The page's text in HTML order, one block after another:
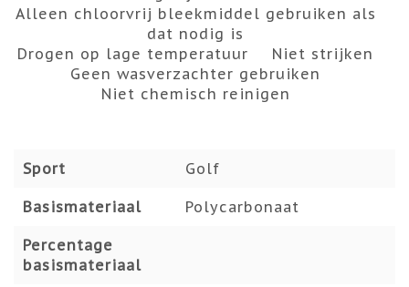
Alleen chloorvrij bleekmiddel gebruiken als
dat nodig is
Drogen op lage temperatuur
Niet strijken
Geen wasverzachter gebruiken
Niet chemisch reinigen
Sport Golf
Basismateriaal Polycarbonaat
Percentage
basismateriaal